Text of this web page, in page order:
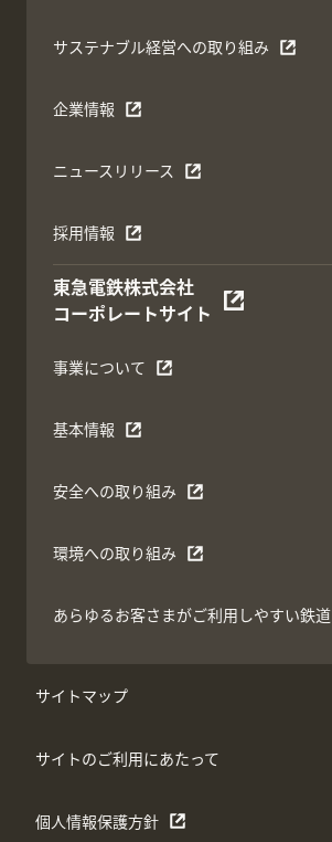
サステナブル経営への取り組み
企業情報
ニュースリリース
採用情報
東急電鉄株式会社
コーポレートサイト
事業について
基本情報
安全への取り組み
環境への取り組み
あらゆるお客さまがご利用しやすい鉄道
サイトマップ
サイトのご利用にあたって
個人情報保護方針